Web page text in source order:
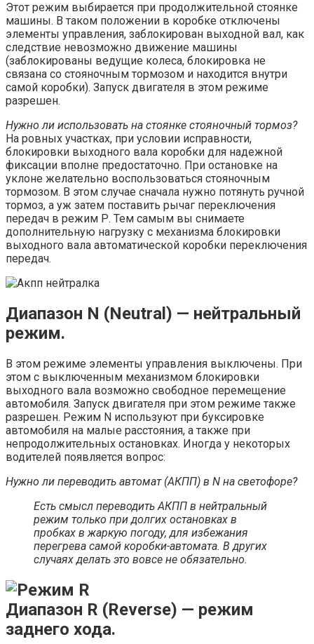
Этот режим выбирается при продолжительной стоянке
машины. В таком положении в коробке отключены
элементы управления, заблокирован выходной вал, как
следствие невозможно движение машины
(заблокированы ведущие колеса, блокировка не
связана со стояночным тормозом и находится внутри
самой коробки). Запуск двигателя в этом режиме
разрешен.
Нужно ли использовать на стоянке стояночный тормоз?
На ровных участках, при условии исправности,
блокировки выходного вала коробки для надежной
фиксации вполне предостаточно. При остановке на
уклоне желательно воспользоваться стояночным
тормозом. В этом случае сначала нужно потянуть ручной
тормоз, а уж затем поставить рычаг переключения
передач в режим Р. Тем самым вы снимаете
дополнительную нагрузку с механизма блокировки
выходного вала автоматической коробки переключения
передач.
Диапазон N (Neutral) — нейтральный
режим.
В этом режиме элементы управления выключены. При
этом с выключенным механизмом блокировки
выходного вала возможно свободное перемещение
автомобиля. Запуск двигателя при этом режиме также
разрешен. Режим N используют при буксировке
автомобиля на малые расстояния, а также при
непродолжительных остановках. Иногда у некоторых
водителей появляется вопрос:
Нужно ли переводить автомат (АКПП) в N на светофоре?
Есть смысл переводить АКПП в нейтральный
режим только при долгих остановках в
пробках в жаркую погоду, для избежания
перегрева самой коробки-автомата. В других
случаях делать это вовсе не обязательно.
Диапазон R (Reverse) — режим
заднего хода.